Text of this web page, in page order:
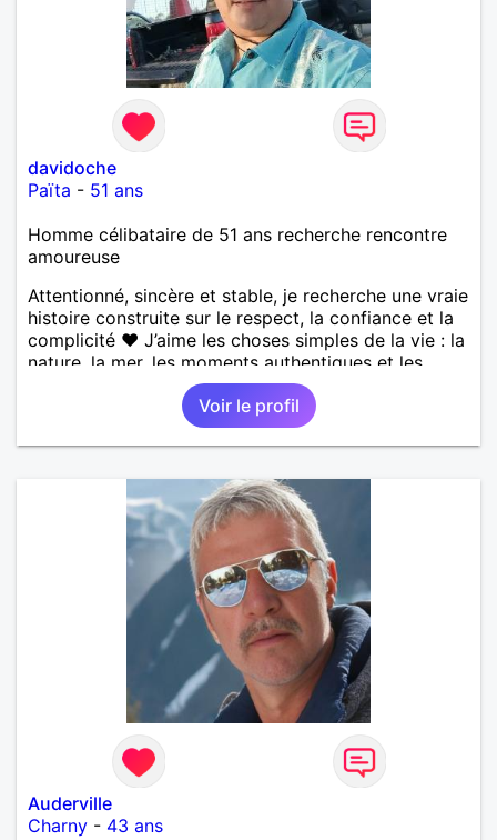
davidoche
Païta - 51 ans
Homme célibataire de 51 ans recherche rencontre
amoureuse
Attentionné, sincère et stable, je recherche une vraie
histoire construite sur le respect, la confiance et la
complicité ❤️ J’aime les choses simples de la vie : la
nature, la mer, les moments authentiques et les
personnes au grand cœur 🌊🌿 Très câlin et
affectueux, j’adore les petits moments de tendresse
et les calinous réguliers 😊❤️ La solitude finit parfois
par peser, alors si tu es en Nouvelle-Calédonie et
temps de discuter… et laissons l’avenir nous guider
Voir le profil
Auderville
Charny - 43 ans